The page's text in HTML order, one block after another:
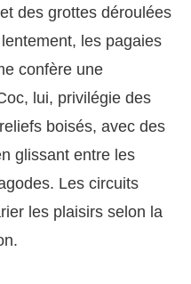
des grottes déroulées
les pagaies
confère une
lui, privilégie des
boisés, avec des
glissant entre les
Les circuits
les plaisirs selon la